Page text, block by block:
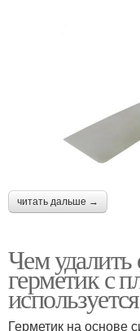
читать дальше →
Чем
герметик с
Герметик на основе